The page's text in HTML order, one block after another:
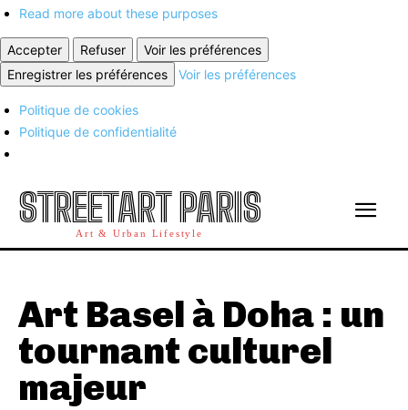
Read more about these purposes
Accepter Refuser
Voir les préférences
Enregistrer les préférences
Voir les préférences
Politique de cookies
Politique de confidentialité
STREETART PARIS
Art & Urban Lifestyle
Art Basel à Doha : un
tournant culturel
majeur